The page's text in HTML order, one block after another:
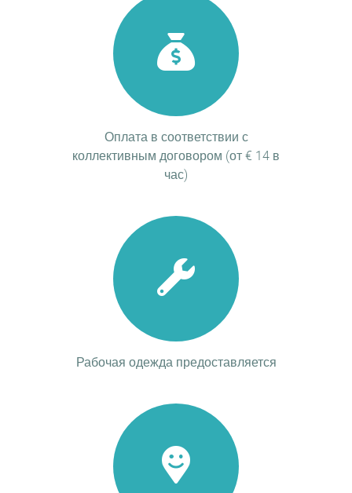
Оплата в соответствии с
коллективным договором (от € 14 в
час)
Рабочая одежда предоставляется